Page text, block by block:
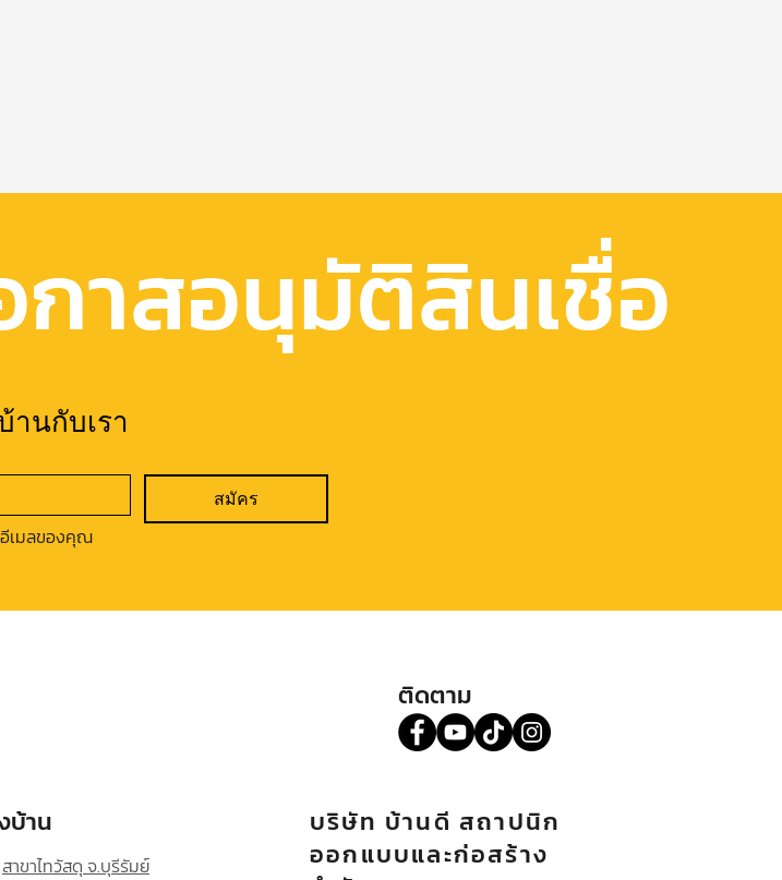
กาสอนุมัติสินเชื่อ
านกับเรา
สมัคร
เมลของคุณ
บ้าน
สาขาไทวัสดุ จ.บุรีรัมย์
ติดตาม
บริษัท บ้านดี สถาปนิก
ออกแบบและก่อสร้าง